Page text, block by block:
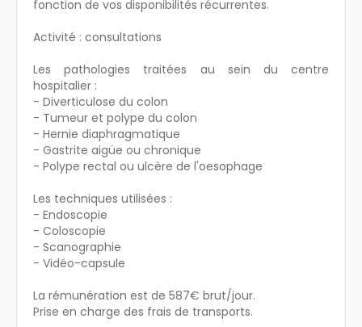
fonction de vos disponibilités récurrentes.
Activité : consultations
Les pathologies traitées au sein du centre
hospitalier :
- Diverticulose du colon
- Tumeur et polype du colon
- Hernie diaphragmatique
- Gastrite aigüe ou chronique
- Polype rectal ou ulcère de l'oesophage
Les techniques utilisées :
- Endoscopie
- Coloscopie
- Scanographie
- Vidéo-capsule
La rémunération est de 587€ brut/jour.
Prise en charge des frais de transports.